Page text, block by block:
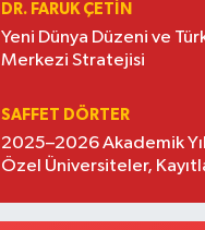
DR. FARUK ÇETİN
Yeni Dünya Düzeni ve
Merkezi Stratejisi
SAFFET DÖRTER
2025–2026 Akademik
Özel Üniversiteler,